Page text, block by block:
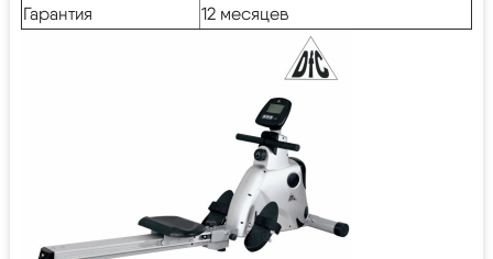
Гарантия
12 месяцев